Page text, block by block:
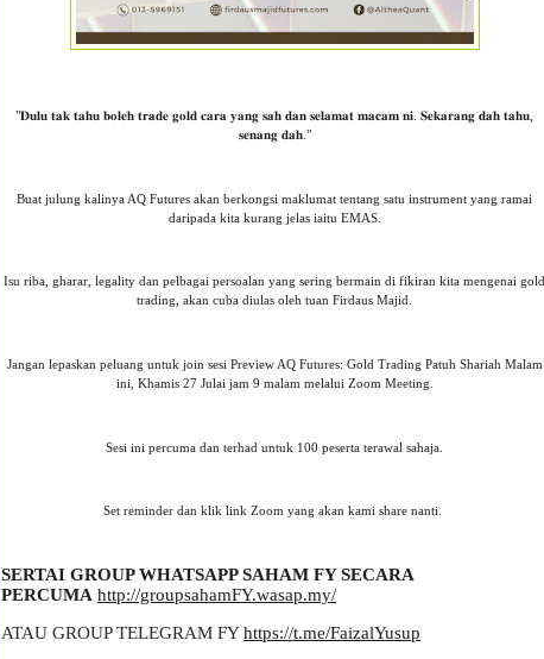
"𝐃𝐮𝐥𝐮 𝐭𝐚𝐤 𝐭𝐚𝐡𝐮 𝐛𝐨𝐥𝐞𝐡 𝐭𝐫𝐚𝐝𝐞 𝐠𝐨𝐥𝐝 𝐜𝐚𝐫𝐚 𝐲𝐚𝐧𝐠 𝐬𝐚𝐡 𝐝𝐚𝐧 𝐬𝐞𝐥𝐚𝐦𝐚𝐭 𝐦𝐚𝐜𝐚𝐦 𝐧𝐢. 𝐒𝐞𝐤𝐚𝐫𝐚𝐧𝐠 𝐝𝐚𝐡 𝐭𝐚𝐡𝐮,
𝐬𝐞𝐧𝐚𝐧𝐠 𝐝𝐚𝐡."
Buat julung kalinya AQ Futures akan berkongsi maklumat tentang satu instrument yang ramai
daripada kita kurang jelas iaitu EMAS.
Isu riba, gharar, legality dan pelbagai persoalan yang sering bermain di fikiran kita mengenai gold
trading, akan cuba diulas oleh tuan Firdaus Majid.
Jangan lepaskan peluang untuk join sesi Preview AQ Futures: Gold Trading Patuh Shariah Malam
ini, Khamis 27 Julai jam 9 malam melalui Zoom Meeting.
Sesi ini percuma dan terhad untuk 100 peserta terawal sahaja.
Set reminder dan klik link Zoom yang akan kami share nanti.
SERTAI GROUP WHATSAPP SAHAM FY SECARA
PERCUMA http://groupsahamFY.wasap.my/
ATAU GROUP TELEGRAM FYhttps://t.me/FaizalYusup